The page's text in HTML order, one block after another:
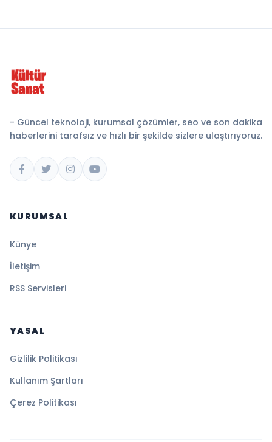
- Güncel teknoloji, kurumsal çözümler, seo ve son dakika
haberlerini tarafsız ve hızlı bir şekilde sizlere ulaştırıyoruz.
KURUMSAL
Künye
İletişim
RSS Servisleri
YASAL
Gizlilik Politikası
Kullanım Şartları
Çerez Politikası